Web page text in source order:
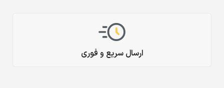
ارسال سریع و فوری